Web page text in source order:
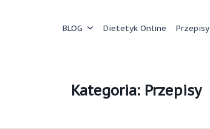
BLOG Dietetyk Online Przepisy
Kategoria: Przepisy